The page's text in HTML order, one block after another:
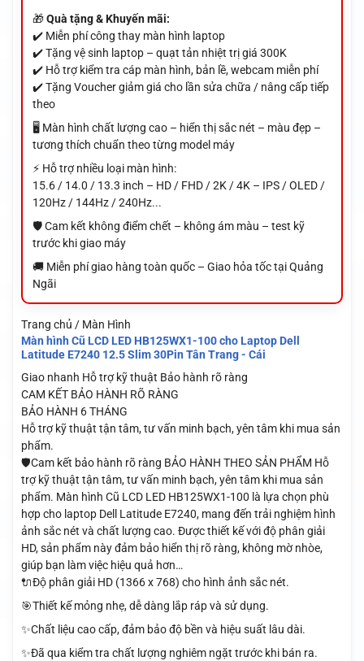
🎁Quà tặng & Khuyến mãi:
✔️ Miễn phí công thay màn hình laptop
✔️ Tặng vệ sinh laptop – quạt tản nhiệt trị giá 300K
✔️ Hỗ trợ kiểm tra cáp màn hình, bản lề, webcam miễn phí
✔️ Tặng Voucher giảm giá cho lần sửa chữa / nâng cấp tiếp
theo
🖥️ Màn hình chất lượng cao – hiển thị sắc nét – màu đẹp –
tương thích chuẩn theo từng model máy
⚡ Hỗ trợ nhiều loại màn hình:
15.6 / 14.0 / 13.3 inch – HD / FHD / 2K / 4K – IPS / OLED /
120Hz / 144Hz / 240Hz...
🛡️ Cam kết không điểm chết – không ám màu – test kỹ
trước khi giao máy
🚚 Miễn phí giao hàng toàn quốc – Giao hỏa tốc tại Quảng
Ngãi
Trang chủ / Màn Hình
Màn hình Cũ LCD LED HB125WX1-100 cho Laptop Dell
Latitude E7240 12.5 Slim 30Pin Tân Trang - Cái
Giao nhanh Hỗ trợ kỹ thuật Bảo hành rõ ràng
CAM KẾT BẢO HÀNH RÕ RÀNG
BẢO HÀNH 6 THÁNG
Hỗ trợ kỹ thuật tận tâm, tư vấn minh bạch, yên tâm khi mua sản
phẩm.
🛡️Cam kết bảo hành rõ ràng BẢO HÀNH THEO SẢN PHẨM Hỗ
trợ kỹ thuật tận tâm, tư vấn minh bạch, yên tâm khi mua sản
phẩm. Màn hình Cũ LCD LED HB125WX1-100 là lựa chọn phù
hợp cho laptop Dell Latitude E7240, mang đến trải nghiệm hình
ảnh sắc nét và chất lượng cao. Được thiết kế với độ phân giải
HD, sản phẩm này đảm bảo hiển thị rõ ràng, không mờ nhòe,
giúp bạn làm việc hiệu quả hơn…
🔌Độ phân giải HD (1366 x 768) cho hình ảnh sắc nét.
🎯Thiết kế mỏng nhẹ, dễ dàng lắp ráp và sử dụng.
✨Chất liệu cao cấp, đảm bảo độ bền và hiệu suất lâu dài.
✨Đã qua kiểm tra chất lượng nghiêm ngặt trước khi bán ra.